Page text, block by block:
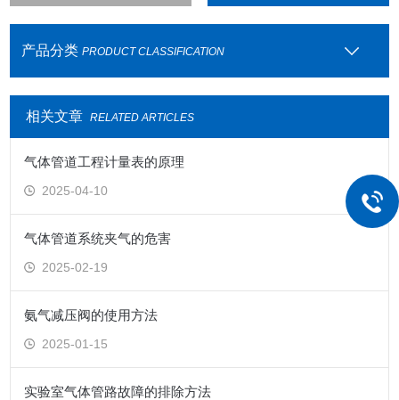
产品分类 PRODUCT CLASSIFICATION
相关文章 RELATED ARTICLES
气体管道工程计量表的原理
2025-04-10
气体管道系统夹气的危害
2025-02-19
氨气减压阀的使用方法
2025-01-15
实验室气体管路故障的排除方法